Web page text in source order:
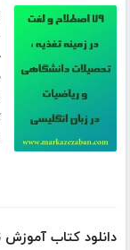
دانلود کتاب آموزش